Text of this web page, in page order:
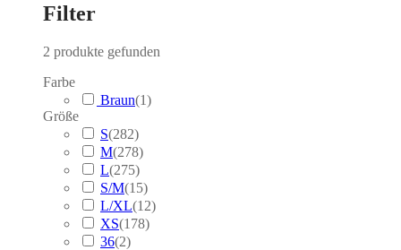
Filter
2 produkte gefunden
Farbe
Braun(1)
Größe
S(282)
M(278)
L(275)
S/M(15)
L/XL(12)
XS(178)
36(2)